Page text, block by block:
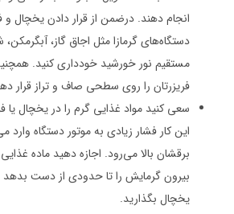
انجام دهند. درضمن از قرار دادن یخچال و
دستگاه‌های گرمازا مثل اجاق گاز، آبگرمکن،
مستقیم نور خورشید خودداری کنید.
فریزرتان را روی سطحی صاف و تراز قرار
سعی کنید مواد غذایی گرم را در یخچال یا
این کار فشار زیادی به موتور دستگاه
برقشان بالا می‌رود. اجازه دهید ماده
بیرون گرمایش را تا حدودی از دست بدهد
یخچال بگذارید.